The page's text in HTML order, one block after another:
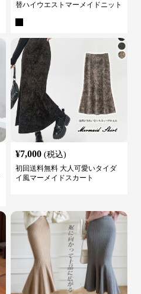
替ハイウエストマーメイドニット
¥7,000 (税込)
初回送料無料 大人可愛いタイダ
イ風マーメイドスカート